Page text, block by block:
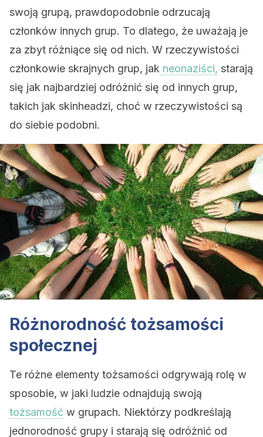
swoją grupą, prawdopodobnie odrzucają
członków innych grup. To dlatego, że uważają je
za zbyt różniące się od nich. W rzeczywistości
członkowie skrajnych grup, jak neonaziści, starają
się jak najbardziej odróżnić się od innych grup,
takich jak skinheadzi, choć w rzeczywistości są
do siebie podobni.
Różnorodność tożsamości
społecznej
Te różne elementy tożsamości odgrywają rolę w
sposobie, w jaki ludzie odnajdują swoją
tożsamość w grupach. Niektórzy podkreślają
jednorodność grupy i starają się odróżnić od